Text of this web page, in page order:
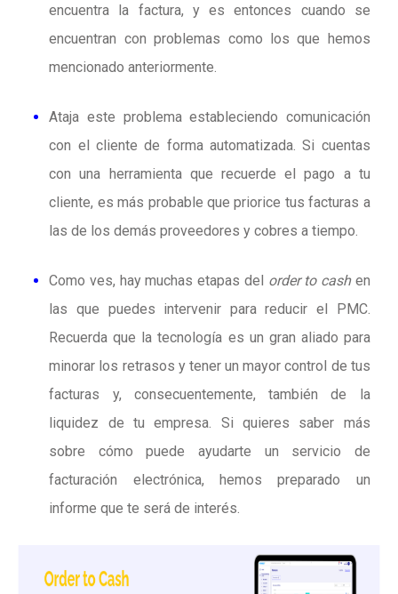
encuentra la factura, y es entonces cuando se
encuentran con problemas como los que hemos
mencionado anteriormente.
Ataja este problema estableciendo comunicación
con el cliente de forma automatizada. Si cuentas
con una herramienta que recuerde el pago a tu
cliente, es más probable que priorice tus facturas a
las de los demás proveedores y cobres a tiempo.
Como ves, hay muchas etapas del order to cashen
las que puedes intervenir para reducir el PMC.
Recuerda que la tecnología es un gran aliado para
minorar los retrasos y tener un mayor control de tus
facturas y, consecuentemente, también de la
liquidez de tu empresa. Si quieres saber más
sobre cómo puede ayudarte un servicio de
facturación electrónica, hemos preparado un
informe que te será de interés.